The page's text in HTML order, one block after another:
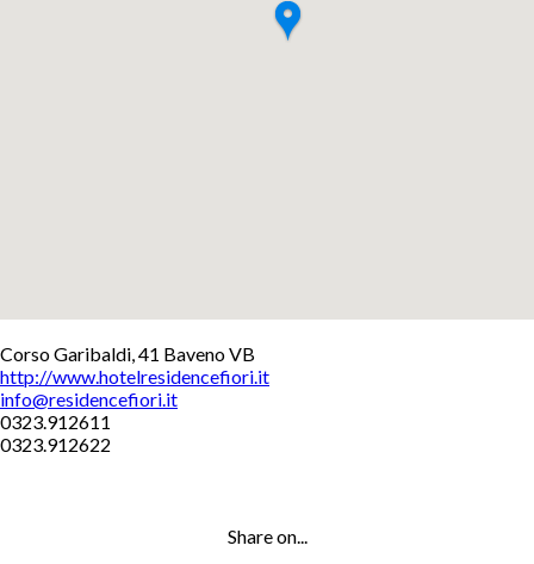
+
−
Corso Garibaldi, 41 Baveno VB
http://www.hotelresidencefiori.it
info@residencefiori.it
0323.912611
0323.912622
Share on...